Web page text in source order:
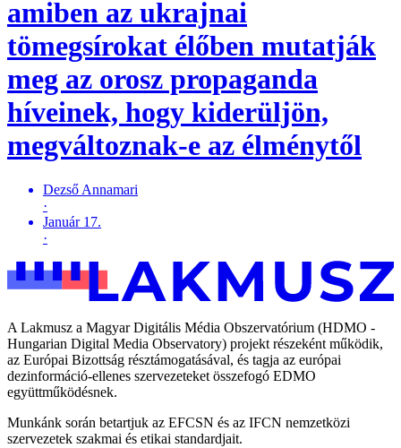
amiben az ukrajnai
tömegsírokat élőben mutatják
meg az orosz propaganda
híveinek, hogy kiderüljön,
megváltoznak-e az élménytől
Dezső Annamari
·
Január 17.
·
A Lakmusz a Magyar Digitális Média Obszervatórium (HDMO -
Hungarian Digital Media Observatory) projekt részeként működik,
az Európai Bizottság résztámogatásával, és tagja az európai
dezinformáció-ellenes szervezeteket összefogó EDMO
együttműködésnek.
Munkánk során betartjuk az EFCSN és az IFCN nemzetközi
szervezetek szakmai és etikai standardjait.